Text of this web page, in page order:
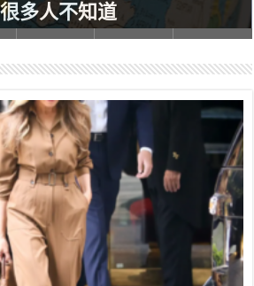
多人不知道